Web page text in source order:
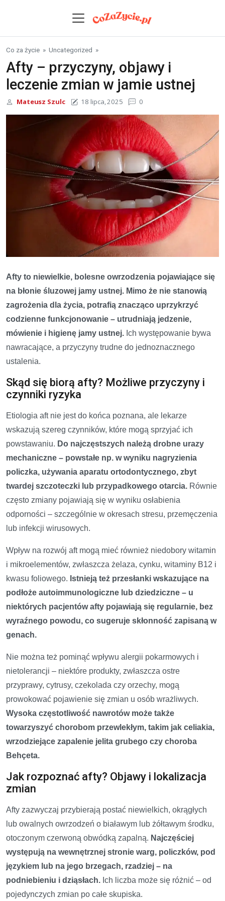
Co za życie » Uncategorized »
Afty – przyczyny, objawy i
leczenie zmian w jamie ustnej
Mateusz Szulc 18 lipca, 2025 0
Afty to niewielkie, bolesne owrzodzenia pojawiające się
na błonie śluzowej jamy ustnej. Mimo że nie stanowią
zagrożenia dla życia, potrafią znacząco uprzykrzyć
codzienne funkcjonowanie – utrudniają jedzenie,
mówienie i higienę jamy ustnej. Ich występowanie bywa
nawracające, a przyczyny trudne do jednoznacznego
ustalenia.
Skąd się biorą afty? Możliwe przyczyny i
czynniki ryzyka
Etiologia aft nie jest do końca poznana, ale lekarze
wskazują szereg czynników, które mogą sprzyjać ich
powstawaniu. Do najczęstszych należą drobne urazy
mechaniczne – powstałe np. w wyniku nagryzienia
policzka, używania aparatu ortodontycznego, zbyt
twardej szczoteczki lub przypadkowego otarcia. Równie
często zmiany pojawiają się w wyniku osłabienia
odporności – szczególnie w okresach stresu, przemęczenia
lub infekcji wirusowych.
Wpływ na rozwój aft mogą mieć również niedobory witamin
i mikroelementów, zwłaszcza żelaza, cynku, witaminy B12 i
kwasu foliowego. Istnieją też przesłanki wskazujące na
podłoże autoimmunologiczne lub dziedziczne – u
niektórych pacjentów afty pojawiają się regularnie, bez
wyraźnego powodu, co sugeruje skłonność zapisaną w
genach.
Nie można też pominąć wpływu alergii pokarmowych i
nietolerancji – niektóre produkty, zwłaszcza ostre
przyprawy, cytrusy, czekolada czy orzechy, mogą
prowokować pojawienie się zmian u osób wrażliwych.
Wysoka częstotliwość nawrotów może także
towarzyszyć chorobom przewlekłym, takim jak celiakia,
wrzodziejące zapalenie jelita grubego czy choroba
Behçeta.
Jak rozpoznać afty? Objawy i lokalizacja
zmian
Afty zazwyczaj przybierają postać niewielkich, okrągłych
lub owalnych owrzodzeń o białawym lub żółtawym środku,
otoczonym czerwoną obwódką zapalną. Najczęściej
występują na wewnętrznej stronie warg, policzków, pod
językiem lub na jego brzegach, rzadziej – na
podniebieniu i dziąsłach. Ich liczba może się różnić – od
pojedynczych zmian po całe skupiska.